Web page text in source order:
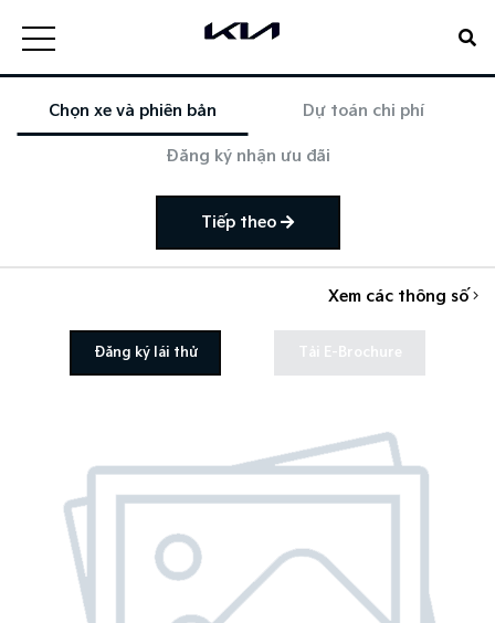
Chọn xe và phiên bản Dự toán chi phí
Đăng ký nhận ưu đãi
Tiếp theo
Xem các thông số
Đăng ký lái thử Tải E-Brochure